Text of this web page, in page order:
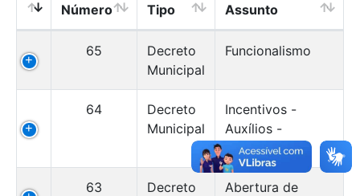
Número Tipo Assunto
65
Decreto
Municipal
Funcionalismo
64
Decreto
Municipal
Incentivos -
Auxílios -
Subvenções
63
Decreto
Abertura de